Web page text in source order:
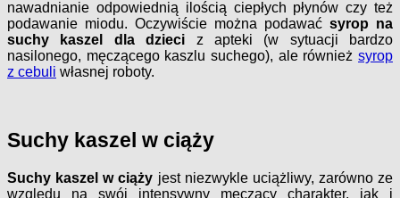
nawadnianie odpowiednią ilością ciepłych płynów czy też
podawanie miodu. Oczywiście można podawać syrop na
suchy kaszel dla dzieci z apteki (w sytuacji bardzo
nasilonego, męczącego kaszlu suchego), ale również syrop
z cebuli własnej roboty.
Suchy kaszel w ciąży
Suchy kaszel w ciąży jest niezwykle uciążliwy, zarówno ze
względu na swój intensywny męczący charakter, jak i